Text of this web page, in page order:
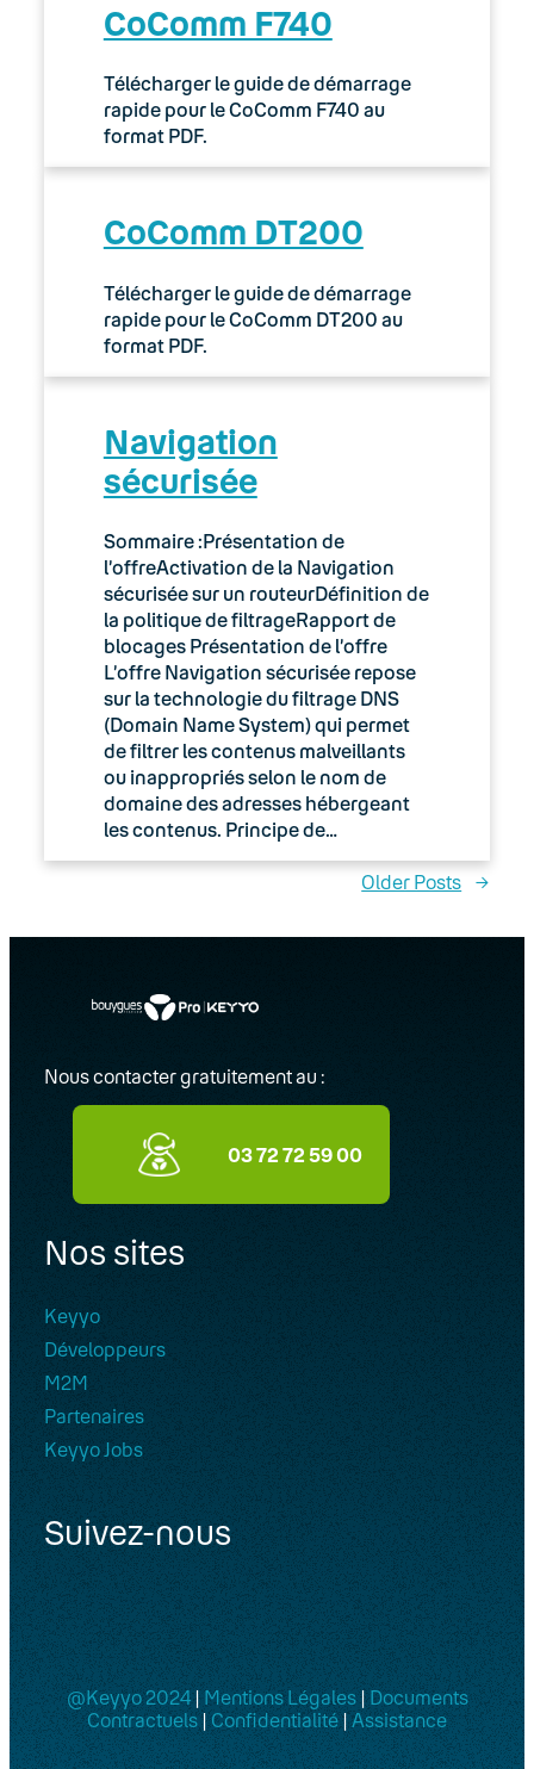
CoComm F740
Télécharger le guide de démarrage
rapide pour le CoComm F740 au
format PDF.
CoComm DT200
Télécharger le guide de démarrage
rapide pour le CoComm DT200 au
format PDF.
Navigation
sécurisée
Sommaire :Présentation de
l’offreActivation de la Navigation
sécurisée sur un routeurDéfinition de
la politique de filtrageRapport de
blocages Présentation de l’offre
L’offre Navigation sécurisée repose
sur la technologie du filtrage DNS
(Domain Name System) qui permet
de filtrer les contenus malveillants
ou inappropriés selon le nom de
domaine des adresses hébergeant
les contenus. Principe de…
Older Posts →
Nous contacter gratuitement au :
03 72 72 59 00
Nos sites
Keyyo
Développeurs
M2M
Partenaires
Keyyo Jobs
Suivez-nous
@Keyyo 2024| Mentions Légales|Documents
Contractuels|Confidentialité|Assistance